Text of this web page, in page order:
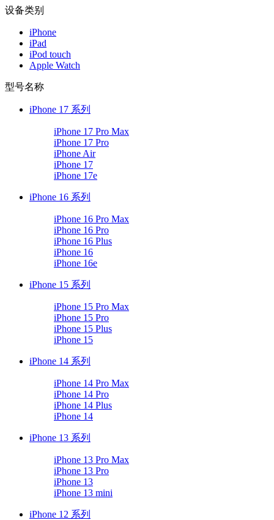
设备类别
iPhone
iPad
iPod touch
Apple Watch
型号名称
iPhone 17 系列
iPhone 17 Pro Max
iPhone 17 Pro
iPhone Air
iPhone 17
iPhone 17e
iPhone 16 系列
iPhone 16 Pro Max
iPhone 16 Pro
iPhone 16 Plus
iPhone 16
iPhone 16e
iPhone 15 系列
iPhone 15 Pro Max
iPhone 15 Pro
iPhone 15 Plus
iPhone 15
iPhone 14 系列
iPhone 14 Pro Max
iPhone 14 Pro
iPhone 14 Plus
iPhone 14
iPhone 13 系列
iPhone 13 Pro Max
iPhone 13 Pro
iPhone 13
iPhone 13 mini
iPhone 12 系列